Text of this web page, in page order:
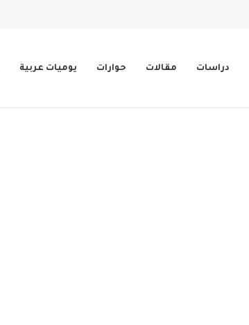
دراسات مقالات حوارات يوميات عربية